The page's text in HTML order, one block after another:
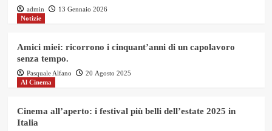
admin
13 Gennaio 2026
Notizie
Amici miei: ricorrono i cinquant’anni di un capolavoro
senza tempo.
Pasquale Alfano
20 Agosto 2025
Al Cinema
Cinema all’aperto: i festival più belli dell’estate 2025 in
Italia